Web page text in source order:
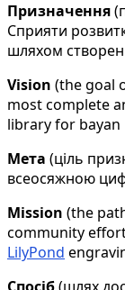
Призначення
Сприяти
шляхом
Vision (the goal
most complete
library for bayan
Мета (ціль
всеосяжною
Mission (the
community
LilyPond